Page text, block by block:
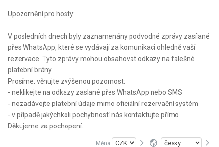
Upozornění pro hosty:
V posledních dnech byly zaznamenány podvodné zprávy zasílané
přes WhatsApp, které se vydávají za komunikaci ohledně vaší
rezervace. Tyto zprávy mohou obsahovat odkazy na falešné
platební brány.
Prosíme, věnujte zvýšenou pozornost:
- neklikejte na odkazy zaslané přes WhatsApp nebo SMS
- nezadávejte platební údaje mimo oficiální rezervační systém
- v případě jakýchkoli pochybností nás kontaktujte přímo
Děkujeme za pochopení.
Měna